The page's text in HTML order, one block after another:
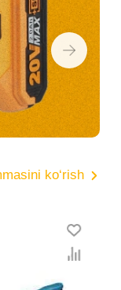
ko‘rish